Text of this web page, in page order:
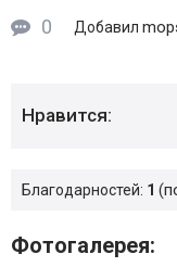
0 Добавил
Нравится:
Благодарностей: 1
Фотогалерея: